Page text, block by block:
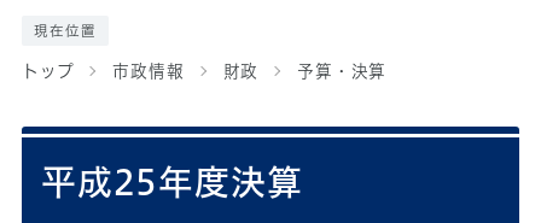
現在位置
トップ 市政情報 財政 予算・決算
平成25年度決算